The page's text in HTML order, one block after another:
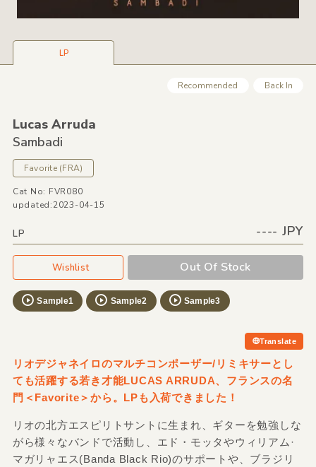
LP
Recommended Back In
Lucas Arruda
Sambadi
Favorite (FRA)
Cat No: FVR080
updated:2023-04-15
LP ---- JPY
Wishlist Out Of Stock
Sample1 Sample2 Sample3
Translate
リオデジャネイロのマルチコンポーザー/ リミキサーとし
ても活躍する若き才能LUCAS ARRUDA、フランスの名
門＜Favorite＞から。LPも入荷できました！
リオの北方エスピリトサントに生まれ、ギターを勉強しな
がら様々なバンドで活動し、エド・モッタやウィリアム·
マガリャエス(Banda Black Rio)のサポートや、ブラジリ